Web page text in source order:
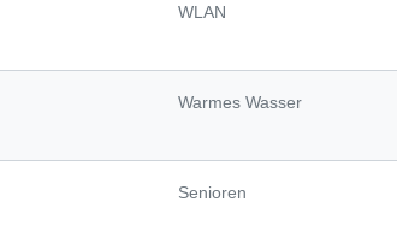
WLAN
Warmes Wasser
Senioren